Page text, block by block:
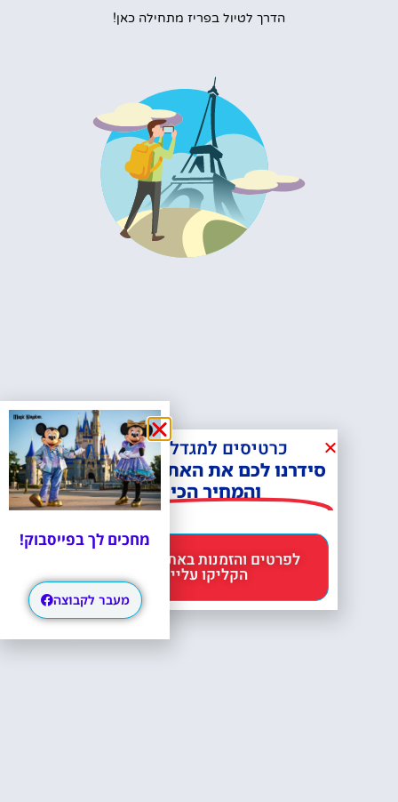
הדרך לטיול בפריז מתחילה כאן!
כרטיסים למגדל אייפל?
סידרנו לכם את האתר הכי אמין -
והמחיר הכי זול!
הקליקו עליי 😊
מחכים לך בפייסבוק!
מעבר לקבוצה